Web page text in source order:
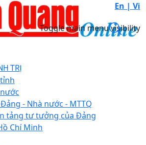
En | Vi
Toggle main menu visibility
TRỊ
- Nhà nước - MTTQ
tảng tư tưởng của Đảng
Chí Minh